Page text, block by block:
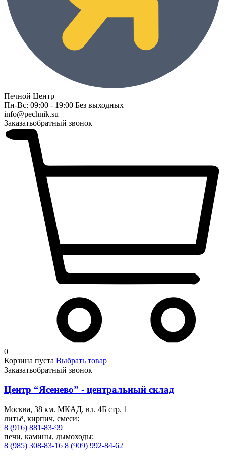
Печной Центр
Пн-Вс: 09:00 - 19:00 Без выходных
info@pechnik.su
Заказатьобратный звонок
0
Корзина пуста Выбрать товар
Заказатьобратный звонок
Центр “Ясенево” - центральный склад
Москва, 38 км. МКАД, вл. 4Б стр. 1
литьё, кирпич, смеси:
8 (916) 881-83-99
печи, камины, дымоходы:
8 (985) 308-83-16 8 (909) 992-84-62